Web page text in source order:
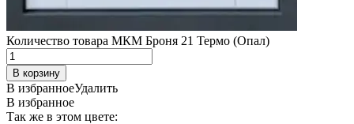
Количество товара МКМ Броня 21 Термо (Опал)
В корзину
В избранноеУдалить
В избранное
Так же в этом цвете: